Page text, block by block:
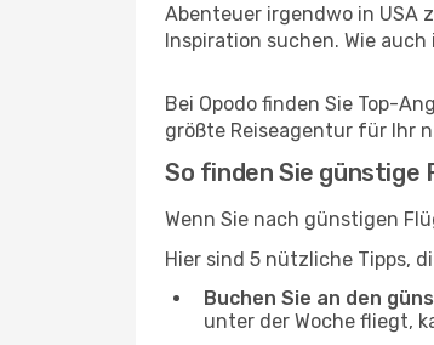
Abenteuer irgendwo in USA
Inspiration suchen. Wie
Bei Opodo finden Sie Top-
größte Reiseagentur für Ihr
So finden Sie günstige
Wenn Sie nach günstigen
Hier sind 5 nützliche Tipps,
Buchen Sie an den
unter der Woche fliegt,